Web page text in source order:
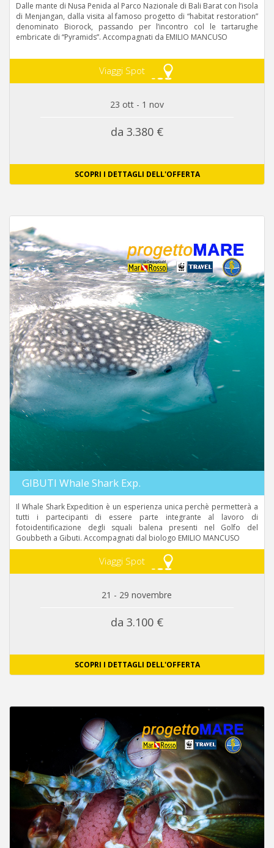
Dalle mante di Nusa Penida al Parco Nazionale di Bali Barat con l’isola
di Menjangan, dalla visita al famoso progetto di “habitat restoration”
denominato Biorock, passando per l’incontro col le tartarughe
embricate di “Pyramids”. Accompagnati da EMILIO MANCUSO
Viaggi Spot
23 ott - 1 nov
da 3.380 €
SCOPRI I DETTAGLI DELL'OFFERTA
GIBUTI Whale Shark Exp.
Il Whale Shark Expedition è un esperienza unica perchè permetterà a
tutti i partecipanti di essere parte integrante al lavoro di
fotoidentificazione degli squali balena presenti nel Golfo del
Goubbeth a Gibuti. Accompagnati dal biologo EMILIO MANCUSO
Viaggi Spot
21 - 29 novembre
da 3.100 €
SCOPRI I DETTAGLI DELL'OFFERTA